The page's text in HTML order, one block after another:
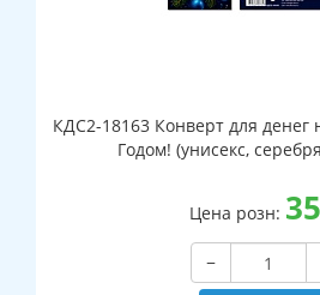
КДС2-18163 Конверт для денег
Годом! (унисекс,
Цена розн: 35
−